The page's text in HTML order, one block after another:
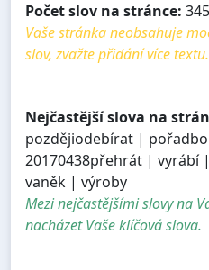
Počet slov na stránce: 345
Vaše stránka neobsahuje
slov, zvažte přidání více textu.
Nejčastější slova na
pozdějiodebírat |
20170438přehrát |
vaněk | výroby
Mezi nejčastějšími slovy na
nacházet Vaše klíčová slova.